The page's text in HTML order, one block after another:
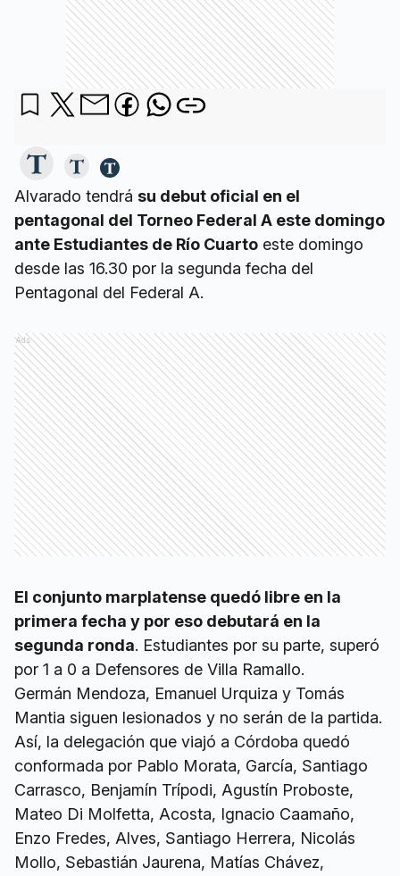
Alvarado tendrá su debut oficial en el
pentagonal del Torneo Federal A este domingo
ante Estudiantes de Río Cuarto este domingo
desde las 16.30 por la segunda fecha del
Pentagonal del Federal A.
Ads
El conjunto marplatense quedó libre en la
primera fecha y por eso debutará en la
segunda ronda. Estudiantes por su parte, superó
por 1 a 0 a Defensores de Villa Ramallo.
Germán Mendoza, Emanuel Urquiza y Tomás
Mantia siguen lesionados y no serán de la partida.
Así, la delegación que viajó a Córdoba quedó
conformada por Pablo Morata, García, Santiago
Carrasco, Benjamín Trípodi, Agustín Proboste,
Mateo Di Molfetta, Acosta, Ignacio Caamaño,
Enzo Fredes, Alves, Santiago Herrera, Nicolás
Mollo, Sebastián Jaurena, Matías Chávez,